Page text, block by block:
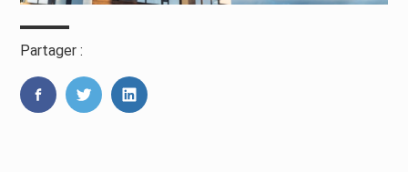
Partager :
FaceBookTwitterLinkedIn